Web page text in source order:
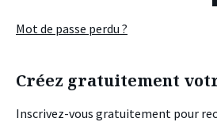
Mot de passe perdu ?
Créez gratuitement
Inscrivez-vous gratuitement pour